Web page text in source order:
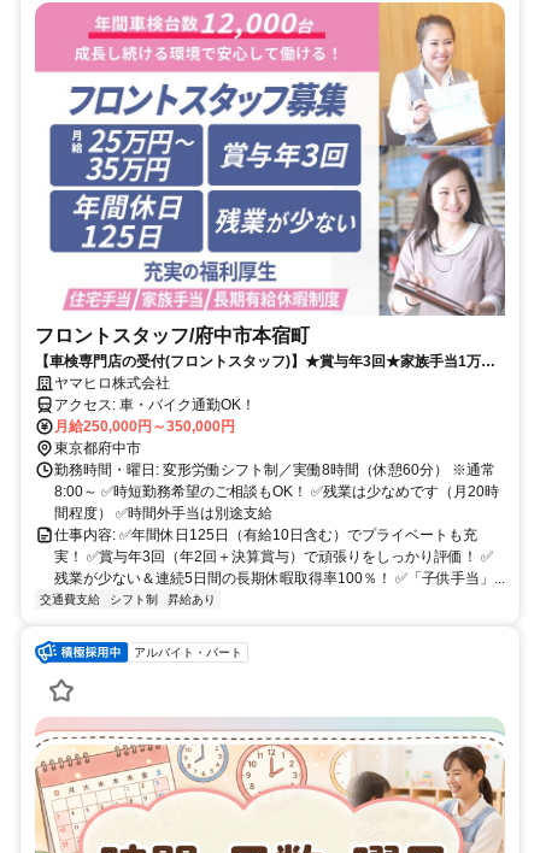
フロントスタッフ/府中市本宿町
【車検専門店の受付(フロントスタッフ)】★賞与年3回★家族手当1万円
～+家賃手当5千円～/長期休暇制度あり※フロント未経験者もOK
ヤマヒロ株式会社
アクセス: 車・バイク通勤OK！
月給250,000円～350,000円
東京都府中市
勤務時間・曜日: 変形労働シフト制／実働8時間（休憩60分） ※通常
8:00～ ✅時短勤務希望のご相談もOK！ ✅残業は少なめです（月20時
間程度） ✅時間外手当は別途支給
仕事内容: ✅年間休日125日（有給10日含む）でプライベートも充
実！ ✅賞与年3回（年2回＋決算賞与）で頑張りをしっかり評価！ ✅
残業が少ない＆連続5日間の長期休暇取得率100％！ ✅「子供手当」...
交通費支給 シフト制 昇給あり
アルバイト・パート